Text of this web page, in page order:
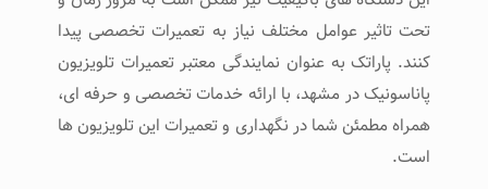
تحت تاثیر عوامل مختلف نیاز به تعمیرات تخصصی پیدا
کنند. پاراتک به عنوان نمایندگی معتبر تعمیرات تلویزیون
پاناسونیک در مشهد، با ارائه خدمات تخصصی و حرفه ‌ای،
همراه مطمئن شما در نگهداری و تعمیرات این تلویزیون ها
است.